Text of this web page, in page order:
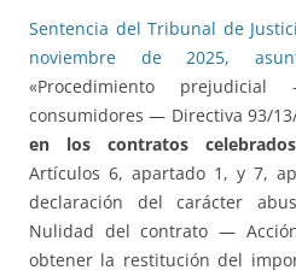
Sentencia del Tribunal de
noviembre de 2025,
«Procedimiento
consumidores — Directiva 93/
en los contratos
Artículos 6, apartado 1, y 7,
declaración del carácter
Nulidad del contrato —
obtener la restitución del